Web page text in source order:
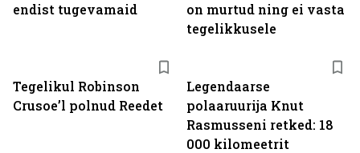
endist tugevamaid
on murtud ning ei vasta
tegelikkusele
Tegelikul Robinson
Crusoe’l polnud Reedet
Legendaarse
polaaruurija Knut
Rasmusseni retked: 18
000 kilomeetrit